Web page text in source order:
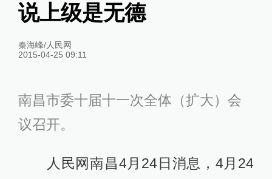
说上级是无德
秦海峰/人民网
2015-04-25 09:11
南昌市委十届十一次全体（扩大）会
议召开。
人民网南昌4月24日消息，4月24